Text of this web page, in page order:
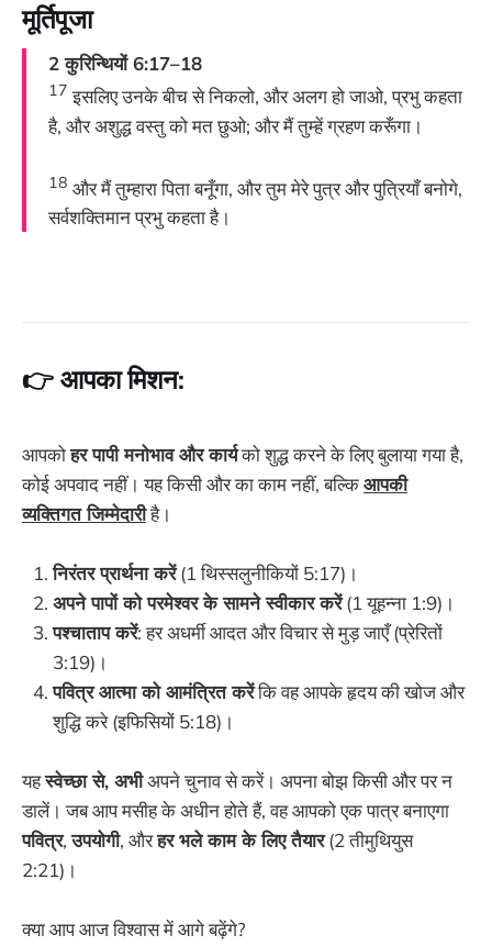
मूर्तिपूजा
2 कुरिन्थियों 6:17–18
17इसलिए उनके बीच से निकलो, और अलग हो जाओ, प्रभु कहता
है, और अशुद्ध वस्तु को मत छुओ; और मैं तुम्हें ग्रहण करूँगा।
18 और मैं तुम्हारा पिता बनूँगा, और तुम मेरे पुत्र और पुत्रियाँ बनोगे,
सर्वशक्तिमान प्रभु कहता है।
👉 आपका मिशन:
आपकोहर पापी मनोभाव और कार्यको शुद्ध करने के लिए बुलाया गया है,
कोई अपवाद नहीं। यह किसी और का काम नहीं, बल्किआपकी
व्यक्तिगत जिम्मेदारीहै।
निरंतर प्रार्थना करें(1 थिस्सलुनीकियों 5:17)।
अपने पापों को परमेश्वर के सामने स्वीकार करें(1 यूहन्ना 1:9)।
पश्चाताप करें: हर अधर्मी आदत और विचार से मुड़ जाएँ (प्रेरितों
3:19)।
पवित्र आत्मा को आमंत्रित करेंकि वह आपके हृदय की खोज और
शुद्धि करे (इफिसियों 5:18)।
यहस्वेच्छा से, अभीअपने चुनाव से करें। अपना बोझ किसी और पर न
डालें। जब आप मसीह के अधीन होते हैं, वह आपको एक पात्र बनाएगा
पवित्र,उपयोगी, औरहर भले काम के लिए तैयार(2 तीमुथियुस
2:21)।
क्या आप आज विश्वास में आगे बढ़ेंगे?